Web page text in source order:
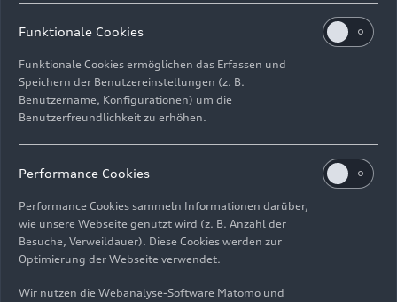
ImpressumRechtliches
Hinweisgebersystem
Informationen zur BarrierefreiheitKontakt
© 2026 AUDI AG. Alle Rechte vorbehalten.
EN
Funktionale Cookies
Funktionale Cookies ermöglichen das Erfassen und
Speichern der Benutzereinstellungen (z. B.
Benutzername, Konfigurationen) um die
Benutzerfreundlichkeit zu erhöhen.
Performance Cookies
Performance Cookies sammeln Informationen darüber,
wie unsere Webseite genutzt wird (z. B. Anzahl der
Besuche, Verweildauer). Diese Cookies werden zur
Optimierung der Webseite verwendet.
Wir nutzen die Webanalyse-Software Matomo und